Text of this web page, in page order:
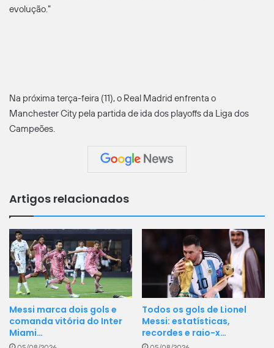
evolução.”
Na próxima terça-feira (11), o Real Madrid enfrenta o
Manchester City pela partida de ida dos playoffs da Liga dos
Campeões.
Artigos relacionados
Messi marca dois gols e
comanda vitória do Inter
Miami…
Todos os gols de Lionel
Messi: estatísticas,
recordes e raio-x…